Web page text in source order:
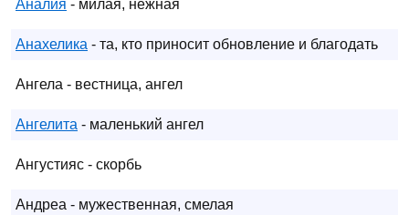
Аналия - милая, нежная
Анахелика - та, кто приносит обновление и благодать
Ангела - вестница, ангел
Ангелита - маленький ангел
Ангустияс - скорбь
Андреа - мужественная, смелая